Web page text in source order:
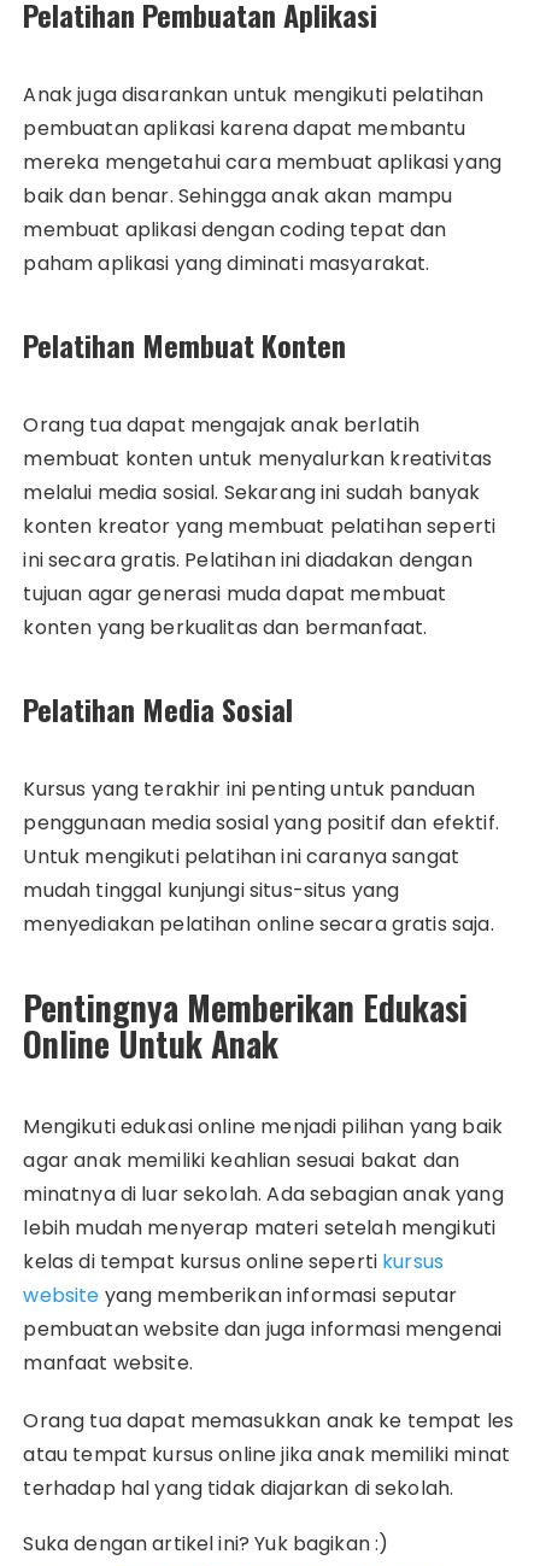
Pelatihan Pembuatan Aplikasi
Anak juga disarankan untuk mengikuti pelatihan
pembuatan aplikasi karena dapat membantu
mereka mengetahui cara membuat aplikasi yang
baik dan benar. Sehingga anak akan mampu
membuat aplikasi dengan coding tepat dan
paham aplikasi yang diminati masyarakat.
Pelatihan Membuat Konten
Orang tua dapat mengajak anak berlatih
membuat konten untuk menyalurkan kreativitas
melalui media sosial. Sekarang ini sudah banyak
konten kreator yang membuat pelatihan seperti
ini secara gratis. Pelatihan ini diadakan dengan
tujuan agar generasi muda dapat membuat
konten yang berkualitas dan bermanfaat.
Pelatihan Media Sosial
Kursus yang terakhir ini penting untuk panduan
penggunaan media sosial yang positif dan efektif.
Untuk mengikuti pelatihan ini caranya sangat
mudah tinggal kunjungi situs-situs yang
menyediakan pelatihan online secara gratis saja.
Pentingnya Memberikan Edukasi
Online Untuk Anak
Mengikuti edukasi online menjadi pilihan yang baik
agar anak memiliki keahlian sesuai bakat dan
minatnya di luar sekolah. Ada sebagian anak yang
lebih mudah menyerap materi setelah mengikuti
kelas di tempat kursus online seperti kursus
website yang memberikan informasi seputar
pembuatan website dan juga informasi mengenai
manfaat website.
Orang tua dapat memasukkan anak ke tempat les
atau tempat kursus online jika anak memiliki minat
terhadap hal yang tidak diajarkan di sekolah.
Suka dengan artikel ini? Yuk bagikan :)